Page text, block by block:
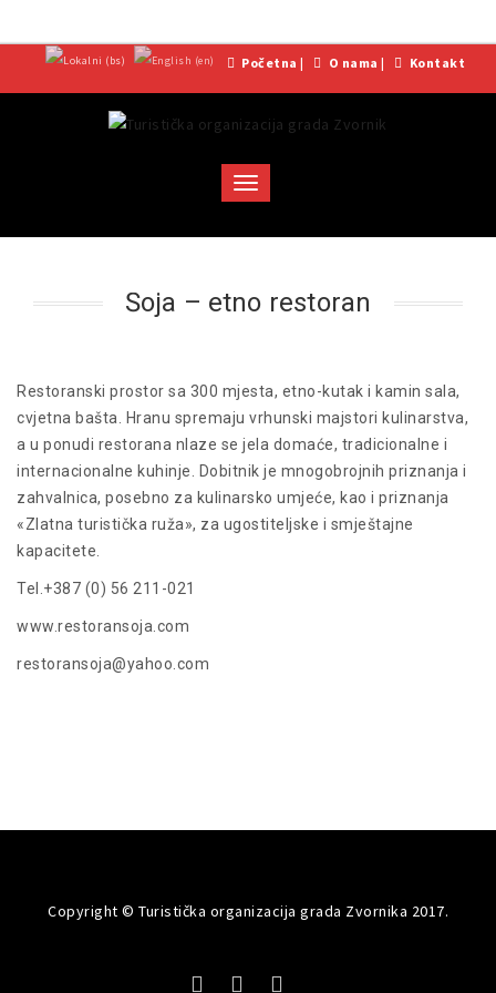
Početna | O nama | Kontakt
Toggle
Šoja – etno restoran
Restoranski prostor sa 300 mjesta, etno-kutak i kamin sala,
cvjetna bašta. Hranu spremaju vrhunski majstori kulinarstva,
a u ponudi restorana nlaze se jela domaće, tradicionalne i
internacionalne kuhinje. Dobitnik je mnogobrojnih priznanja i
zahvalnica, posebno za kulinarsko umjeće, kao i priznanja
«Zlatna turistička ruža», za ugostiteljske i smještajne
kapacitete.
Tel.+387 (0) 56 211-021
www.restoransoja.com
restoransoja@yahoo.com
Copyright © Turistička organizacija grada Zvornika 2017.